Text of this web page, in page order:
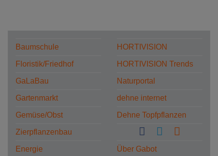
Baumschule
Floristik/Friedhof
GaLaBau
Gartenmarkt
Gemüse/Obst
Zierpflanzenbau
Energie
HORTIVISION
HORTIVISION Trends
Naturportal
dehne internet
Dehne Topfpflanzen
Über Gabot